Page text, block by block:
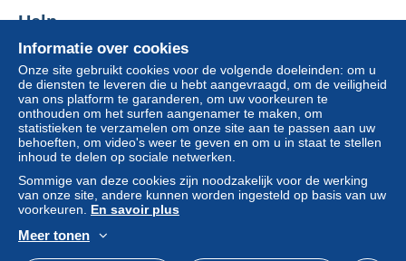
Brief (normaal/klein formaat)
€ 0,90
Aanmel
Inschrij
Betalingsvoorwaarden:
Alle betalingen worden gedaan metcredit/debitcardof
overschrijving naar uw saldo. Er worden geen
rechtstreeks aan de verkoper.
Informatie over cookies
Onze site gebruikt cookies voor de volgende doeleinden: om u
de diensten te leveren die u hebt aangevraagd, om de veiligheid
van ons platform te garanderen, om uw voorkeuren te
onthouden om het surfen aangenamer te maken, om
statistieken te verzamelen om onze site aan te passen aan uw
behoeften, om video's weer te geven en om u in staat te stellen
inhoud te delen op sociale netwerken.
Sommige van deze cookies zijn noodzakelijk voor de werking
van onze site, andere kunnen worden ingesteld op basis van uw
voorkeuren. En savoir plus
Meer tonen
Help
Hulpcentrum
Kopen op Delcampe
Verkopen op Delcampe
Een beveiligde website